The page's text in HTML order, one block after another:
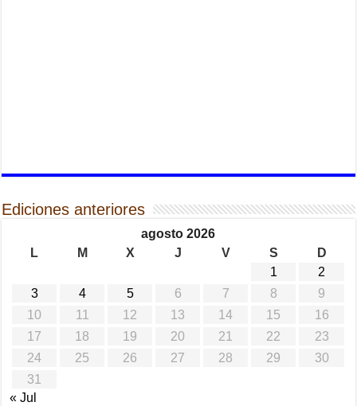
Ediciones anteriores
agosto 2026
L
M X J V S
D
1
2
3
4 5 6 7 8
9
10
11 12 13 14 15
16
17
18 19 20 21 22
23
24
25 26 27 28 29
30
31
« Jul